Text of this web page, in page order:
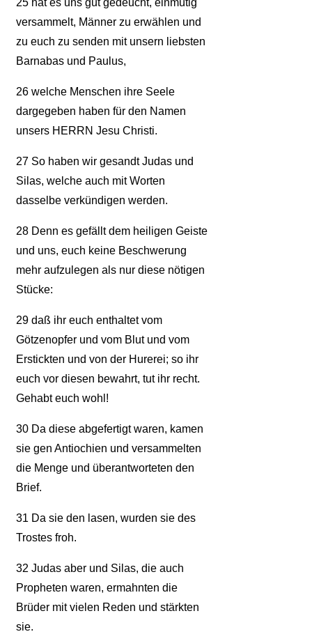
25hat es uns gut gedeucht, einmütig
versammelt, Männer zu erwählen und
zu euch zu senden mit unsern liebsten
Barnabas und Paulus,
26welche Menschen ihre Seele
dargegeben haben für den Namen
unsers HERRN Jesu Christi.
27So haben wir gesandt Judas und
Silas, welche auch mit Worten
dasselbe verkündigen werden.
28Denn es gefällt dem heiligen Geiste
und uns, euch keine Beschwerung
mehr aufzulegen als nur diese nötigen
Stücke:
29daß ihr euch enthaltet vom
Götzenopfer und vom Blut und vom
Erstickten und von der Hurerei; so ihr
euch vor diesen bewahrt, tut ihr recht.
Gehabt euch wohl!
30Da diese abgefertigt waren, kamen
sie gen Antiochien und versammelten
die Menge und überantworteten den
Brief.
31 Da sie den lasen, wurden sie des
Trostes froh.
32 Judas aber und Silas, die auch
Propheten waren, ermahnten die
Brüder mit vielen Reden und stärkten
sie.